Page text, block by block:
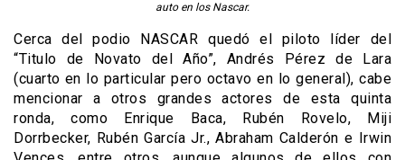
auto en los Nascar.
Cerca del podio NASCAR quedó el piloto líder del
“Titulo de Novato del Año”, Andrés Pérez de Lara
(cuarto en lo particular pero octavo en lo general), cabe
mencionar a otros grandes actores de esta quinta
ronda, como Enrique Baca, Rubén Rovelo, Miji
Dorrbecker, Rubén García Jr., Abraham Calderón e Irwin